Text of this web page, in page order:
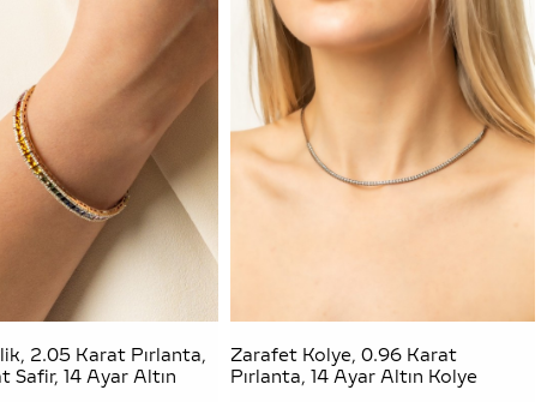
2.05 Karat Pırlanta,
Safir, 14 Ayar Altın
Zarafet Kolye, 0.96 Karat
Pırlanta, 14 Ayar Altın Kolye